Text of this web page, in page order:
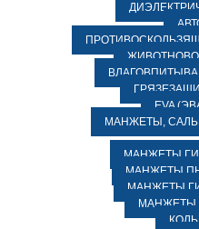
EVA
МАНЖЕТЫ,
МАНЖЕТЫ
МАНЖЕТЫ
МАНЖЕТЫ
МАНЖЕТЫ